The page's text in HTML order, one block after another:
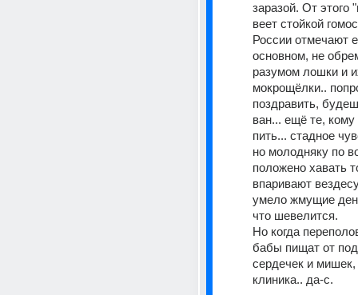
заразой. От этого
веет стойкой
России отмечают
основном, не
разумом лошки и
мокрощёлки..
поздравить,
ван... ещё те, кому
пить... стадное
но молодняку по
положено хавать
впаривают
умело жмущие
что шевелится.
Но когда
бабы пищат от
сердечек и мишек,
клиника.. да-с.